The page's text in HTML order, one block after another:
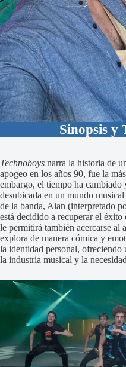
Sinopsis y
Technoboys narra la historia de
apogeo en los años 90, fue la
embargo, el tiempo ha cambiado
desubicada en un mundo
de la banda, Alan (interpretado
está decidido a recuperar el
le permitirá también acercarse al
explora de manera cómica y
la identidad personal, ofreciendo
la industria musical y la